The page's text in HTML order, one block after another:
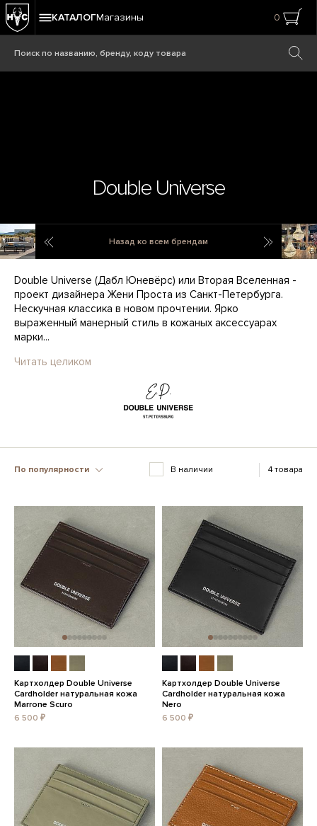
КАТАЛОГМагазины 0
Double Universe
Divano LoungeНазад ко всем брендам Dutch
Double Universe (Дабл Юневёрс) или Вторая Вселенная -
проект дизайнера Жени Проста из Санкт-Петербурга.
Нескучная классика в новом прочтении. Ярко
выраженный манерный стиль в кожаных аксессуарах
марки...
Читать целиком
По популярности В наличии 4 товара
Картхолдер Double Universe
Cardholder натуральная кожа
Marrone Scuro
6 500 ₽
Картхолдер Double Universe
Cardholder натуральная кожа
Nero
6 500 ₽